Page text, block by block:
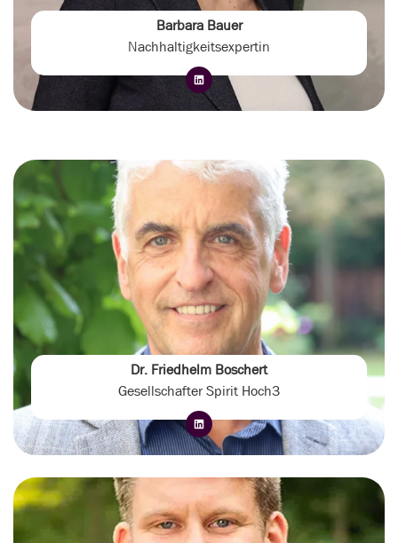
Barbara Bauer
Nachhaltigkeitsexpertin
Dr. Friedhelm Boschert
Gesellschafter Spirit Hoch3